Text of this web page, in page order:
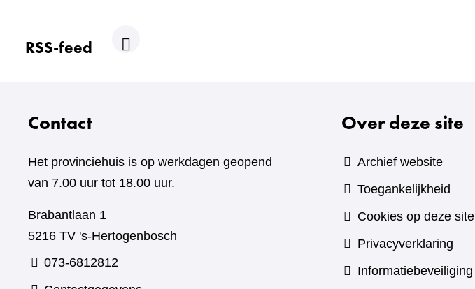
RSS-feed
Contact
Het provinciehuis is op werkdagen geopend
van 7.00 uur tot 18.00 uur.
Brabantlaan 1
5216 TV 's-Hertogenbosch
073-6812812
Over deze site
Archief website
Toegankelijkheid
Cookies op deze site
Privacyverklaring
Informatiebeveiliging